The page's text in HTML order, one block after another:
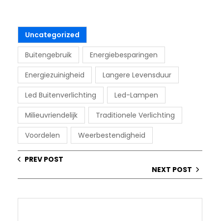
Uncategorized
Buitengebruik Energiebesparingen
Energiezuinigheid Langere Levensduur
Led Buitenverlichting Led-Lampen
Milieuvriendelijk Traditionele Verlichting
Voordelen Weerbestendigheid
PREV POST
NEXT POST